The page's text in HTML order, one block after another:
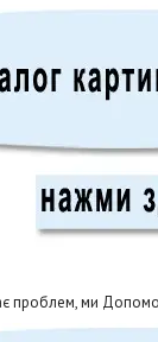
проблем, ми